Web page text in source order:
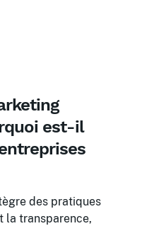
est-il
des pratiques
la transparence,